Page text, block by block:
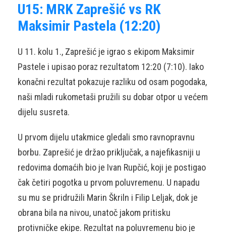
U15: MRK Zaprešić vs RK
Maksimir Pastela (12:20)
U 11. kolu 1., Zaprešić je igrao s ekipom Maksimir
Pastele i upisao poraz rezultatom 12:20 (7:10). Iako
konačni rezultat pokazuje razliku od osam pogodaka,
naši mladi rukometaši pružili su dobar otpor u većem
dijelu susreta.
U prvom dijelu utakmice gledali smo ravnopravnu
borbu. Zaprešić je držao priključak, a najefikasniji u
redovima domaćih bio je Ivan Rupčić, koji je postigao
čak četiri pogotka u prvom poluvremenu. U napadu
su mu se pridružili Marin Škriln i Filip Leljak, dok je
obrana bila na nivou, unatoč jakom pritisku
protivničke ekipe. Rezultat na poluvremenu bio je